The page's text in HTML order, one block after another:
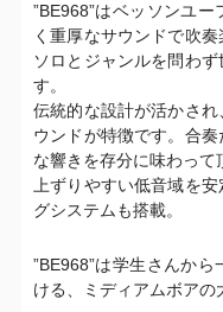
”BE968”はベッソンユ
く重厚なサウンドで吹
ソロとジャンルを問わ
す。
伝統的な設計が活かさ
ウンドが特徴です。合
な響きを存分に味わって
上ずりやすい低音域を
グシステムも搭載。
”BE968”は学生さんか
ける、ミディアムボアの